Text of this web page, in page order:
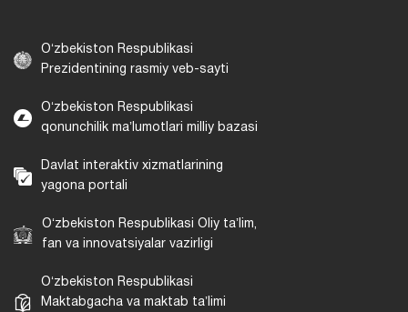
Oʻzbekiston Respublikasi
Prezidentining rasmiy veb-sayti
Oʻzbekiston Respublikasi
qonunchilik maʼlumotlari milliy bazasi
Davlat interaktiv xizmatlarining
yagona portali
Oʻzbekiston Respublikasi Oliy taʼlim,
fan va innovatsiyalar vazirligi
Oʻzbekiston Respublikasi
Maktabgacha va maktab taʼlimi